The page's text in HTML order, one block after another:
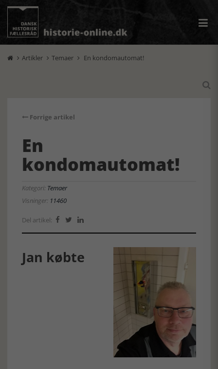
 Artikler  Temaer  En kondomautomat!

Forrige artikel
En
kondomautomat!
Kategori: Temaer
Visninger: 11460
Del artikel:   
Jan købte